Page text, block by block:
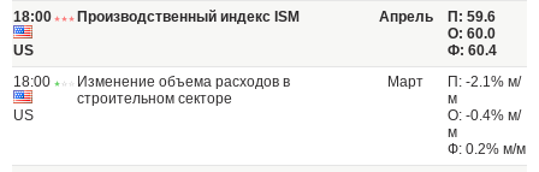
18:00
US
Производственный индекс ISM Апрель
П: 59.6
О: 60.0
Ф: 60.4
18:00
US
Изменение объема расходов в
строительном секторе
Март
П: -2.1% м/
м
О: -0.4% м/
м
Ф: 0.2% м/м